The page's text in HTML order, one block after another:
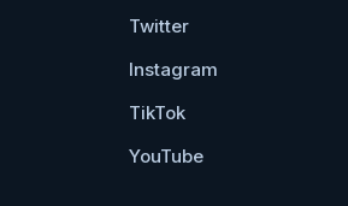
Twitter
Instagram
TikTok
YouTube